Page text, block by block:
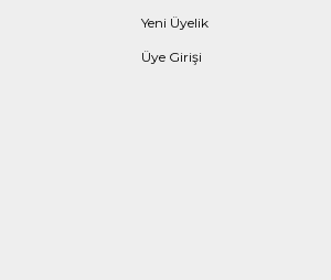
Yeni Üyelik
Üye Girişi